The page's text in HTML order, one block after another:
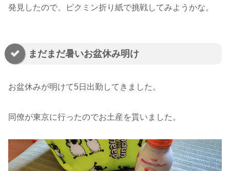
発見したので、ピクミン折り紙で挑戦してみようかな。
まだまだ暑いお盆休み明け
お盆休みが明けて5日出勤してきました。
同僚が東京に行ったのでお土産を貰いました。